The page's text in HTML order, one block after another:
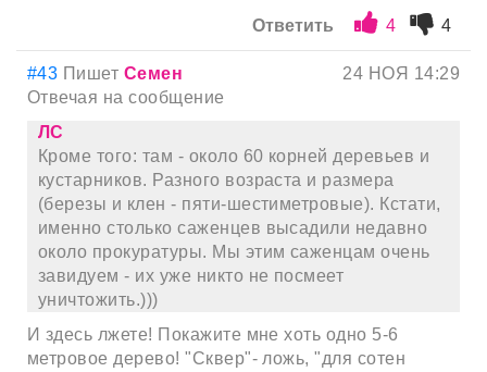
Ответить 4 4
#43 Пишет Семен
24 НОЯ 14:29
Отвечая на сообщение
ЛС
Кроме того: там - около 60 корней деревьев и
кустарников. Разного возраста и размера
(березы и клен - пяти-шестиметровые). Кстати,
именно столько саженцев высадили недавно
около прокуратуры. Мы этим саженцам очень
завидуем - их уже никто не посмеет
уничтожить.)))
И здесь лжете! Покажите мне хоть одно 5-6
метровое дерево! "Сквер"- ложь, "для сотен